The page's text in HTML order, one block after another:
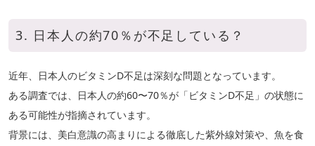
3. 日本人の約70％が不足している？
近年、日本人のビタミンD不足は深刻な問題となっています。
ある調査では、日本人の約60〜70％が「ビタミンD不足」の状態に
ある可能性が指摘されています。
背景には、美白意識の高まりによる徹底した紫外線対策や、魚を食